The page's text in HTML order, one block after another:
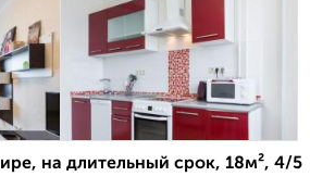
на длительный срок, 18м², 4/5